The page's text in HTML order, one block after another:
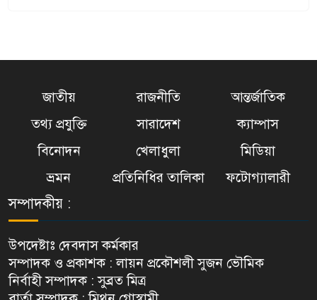
জাতীয় রাজনীতি
আন্তর্জাতিক
তথ্য প্রযুক্তি
সারাদেশ
ক্যাম্পাস
বিনোদন
খেলাধুলা
মিডিয়া
ভ্রমন
প্রতিনিধির তালিকা ফটোগ্যালারী
সম্পাদকীয় :
উপদেষ্টাঃ দেবদাস কর্মকার
সম্পাদক ও প্রকাশক : লায়ন প্রকৌশলী সুজন ভৌমিক
নির্বাহী সম্পাদক : সুব্রত মিত্র